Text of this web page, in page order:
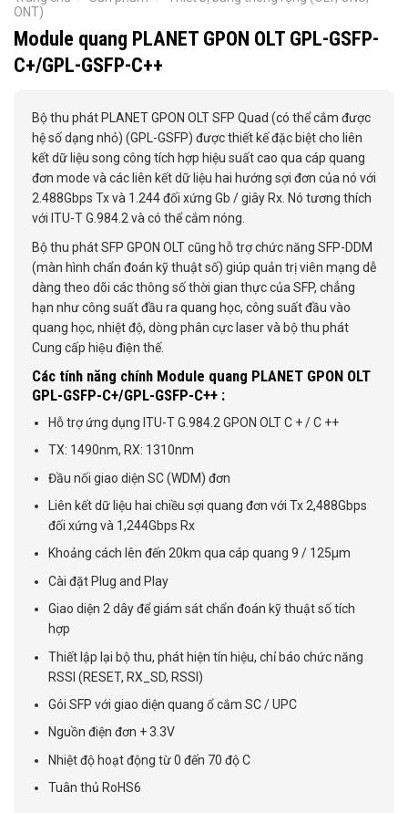
ONT)
Module quang PLANET GPON OLT GPL-GSFP-
C+/GPL-GSFP-C++
Bộ thu phát PLANET GPON OLT SFP Quad (có thể cắm được
hệ số dạng nhỏ) (GPL-GSFP) được thiết kế đặc biệt cho liên
kết dữ liệu song công tích hợp hiệu suất cao qua cáp quang
đơn mode và các liên kết dữ liệu hai hướng sợi đơn của nó với
2.488Gbps Tx và 1.244 đối xứng Gb / giây Rx. Nó tương thích
với ITU-T G.984.2 và có thể cắm nóng.
Bộ thu phát SFP GPON OLT cũng hỗ trợ chức năng SFP-DDM
(màn hình chẩn đoán kỹ thuật số) giúp quản trị viên mạng dễ
dàng theo dõi các thông số thời gian thực của SFP, chẳng
hạn như công suất đầu ra quang học, công suất đầu vào
quang học, nhiệt độ, dòng phân cực laser và bộ thu phát
Cung cấp hiệu điện thế.
Các tính năng chính Module quang PLANET GPON OLT
GPL-GSFP-C+/GPL-GSFP-C++ :
Hỗ trợ ứng dụng ITU-T G.984.2 GPON OLT C + / C ++
TX: 1490nm, RX: 1310nm
Đầu nối giao diện SC (WDM) đơn
Liên kết dữ liệu hai chiều sợi quang đơn với Tx 2,488Gbps
đối xứng và 1,244Gbps Rx
Khoảng cách lên đến 20km qua cáp quang 9 / 125µm
Cài đặt Plug and Play
Giao diện 2 dây để giám sát chẩn đoán kỹ thuật số tích
hợp
Thiết lập lại bộ thu, phát hiện tín hiệu, chỉ báo chức năng
RSSI (RESET, RX_SD, RSSI)
Gói SFP với giao diện quang ổ cắm SC / UPC
Nguồn điện đơn + 3.3V
Nhiệt độ hoạt động từ 0 đến 70 độ C
Tuân thủ RoHS6